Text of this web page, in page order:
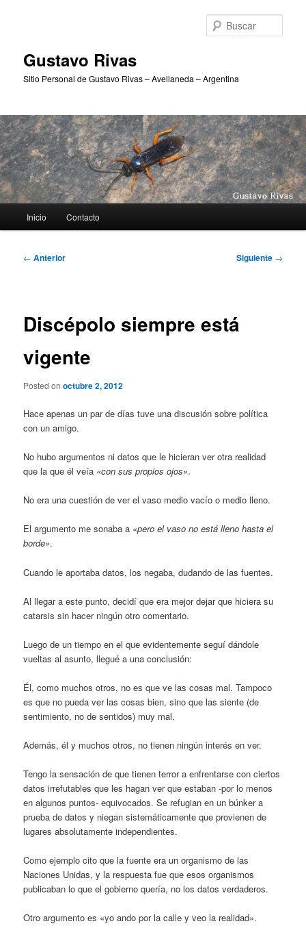
Gustavo Rivas
Sitio Personal de Gustavo Rivas – Avellaneda – Argentina
principal
Inicio Contacto
Navegación
← Anterior Siguiente →
Discépolo siempre está
vigente
Posted onoctubre 2, 2012
Hace apenas un par de días tuve una discusión sobre política
con un amigo.
No hubo argumentos ni datos que le hicieran ver otra realidad
que la que él veía «con sus propios ojos».
No era una cuestión de ver el vaso medio vacío o medio lleno.
El argumento me sonaba a «pero el vaso no está lleno hasta el
borde».
Cuando le aportaba datos, los negaba, dudando de las fuentes.
Al llegar a este punto, decidí que era mejor dejar que hiciera su
catarsis sin hacer ningún otro comentario.
Luego de un tiempo en el que evidentemente seguí dándole
vueltas al asunto, llegué a una conclusión:
Él, como muchos otros, no es que ve las cosas mal. Tampoco
es que no pueda ver las cosas bien, sino que las siente (de
sentimiento, no de sentidos) muy mal.
Además, él y muchos otros, no tienen ningún interés en ver.
Tengo la sensación de que tienen terror a enfrentarse con ciertos
datos irrefutables que les hagan ver que estaban -por lo menos
en algunos puntos- equivocados. Se refugian en un búnker a
prueba de datos y niegan sistemáticamente que provienen de
lugares absolutamente independientes.
Como ejemplo cito que la fuente era un organismo de las
Naciones Unidas, y la respuesta fue que esos organismos
publicaban lo que el gobierno quería, no los datos verdaderos.
Otro argumento es «yo ando por la calle y veo la realidad».